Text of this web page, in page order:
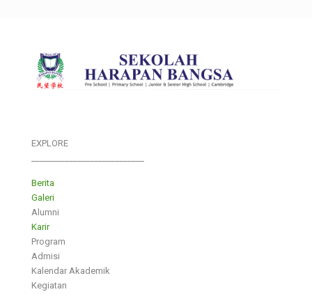
EXPLORE
Berita
Galeri
Alumni
Karir
Program
Admisi
Kalendar Akademik
Kegiatan